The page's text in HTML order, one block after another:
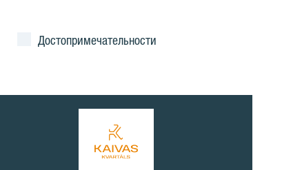
Достопримечательности